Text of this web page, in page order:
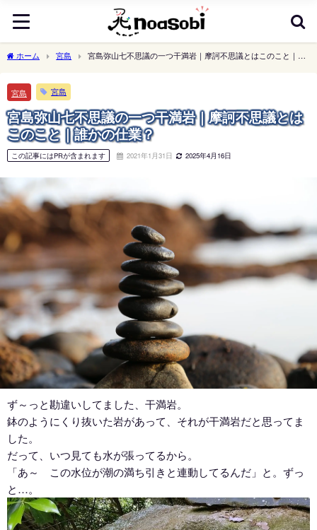
ホーム 宮島
宮島弥山七不思議の一つ干満岩｜摩訶不思議とはこのこと｜誰
宮島 宮島
宮島弥山七不思議の一つ干満岩｜摩訶不思議とは
このこと｜誰かの仕業？
この記事にはPRが含まれます 2021年1月31日 2025年4月16日
ず～っと勘違いしてました、干満岩。
鉢のようにくり抜いた岩があって、それが干満岩だと思ってま
した。
だって、いつ見ても水が張ってるから。
「あ～ この水位が潮の満ち引きと連動してるんだ」と。ずっ
と…。